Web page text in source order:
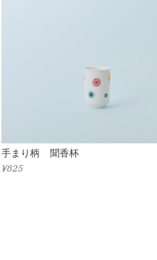
手まり柄 聞香杯
¥825